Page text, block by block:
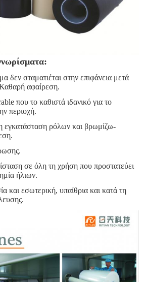
δεν σταματιέται στην επιφάνεια μετά
αφαίρεση.
που το καθιστά ιδανικό για το
περιοχή.
εγκατάσταση ρόλων και βρωμίζω-
σε όλη τη χρήση που προστατεύει
ήλιων.
και εσωτερική, υπαίθρια και κατά τη